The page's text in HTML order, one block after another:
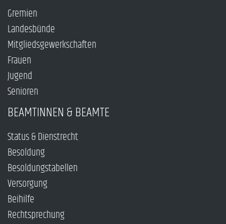
Gremien
Landesbünde
Mitgliedsgewerkschaften
Frauen
Jugend
Senioren
BEAMTINNEN & BEAMTE
Status & Dienstrecht
Besoldung
Besoldungstabellen
Versorgung
Beihilfe
Rechtsprechung